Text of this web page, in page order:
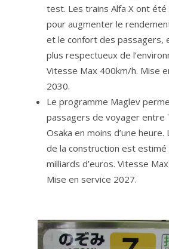
test. Les trains Alfa X ont été
pour augmenter le
et le confort des passagers,
plus respectueux de
Vitesse Max 400km/h. Mise
2030.
Le programme Maglev
passagers de voyager entre
Osaka en moins d’une
de la construction est estimé
milliards d’euros. Vitesse
Mise en service 2027.